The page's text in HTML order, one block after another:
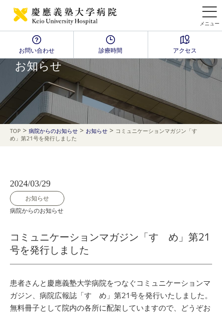
メニュー
お問い合わせ 診療時間 アクセス
NEWS
お知らせ
TOP > 病院からのお知らせ > お知らせ > コミュニケーションマガジン「すゝ
め」第21号を発行しました
2024/03/29
お知らせ
病院からのお知らせ
コミュニケーションマガジン「すゝめ」第21
号を発行しました
患者さんと慶應義塾大学病院をつなぐコミュニケーションマ
ガジン、病院広報誌「すゝめ」第21号を発行いたしました。
無料冊子として院内の各所に配架していますので、どうぞお